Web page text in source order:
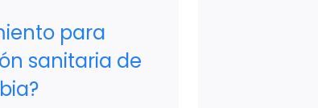
para
sanitaria de